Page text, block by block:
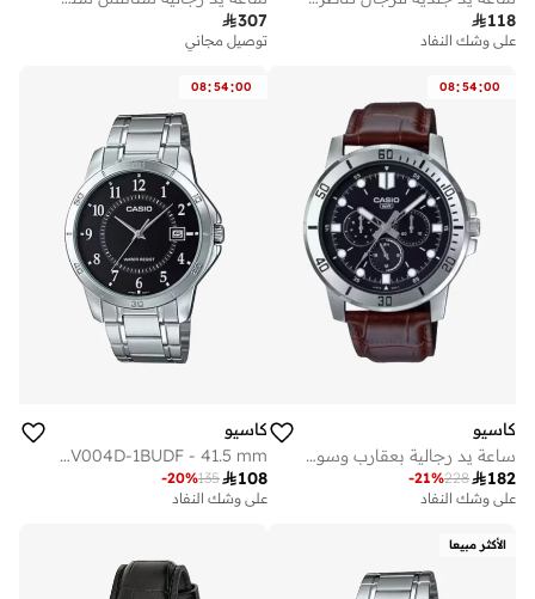
118
على وشك النفاد
307
توصيل مجاني
08:54:00
كاسيو
ساعة يد رجالية بعقارب وسوار جلد بني - MTP-VD300L-1EUDF
182
228
-21%
على وشك النفاد
08:54:00
كاسيو
Men's Stainless Steel Analog Watch MTP-V004D-1BUDF - 41.5 mm
108
135
-20%
على وشك النفاد
الأكثر مبيعا